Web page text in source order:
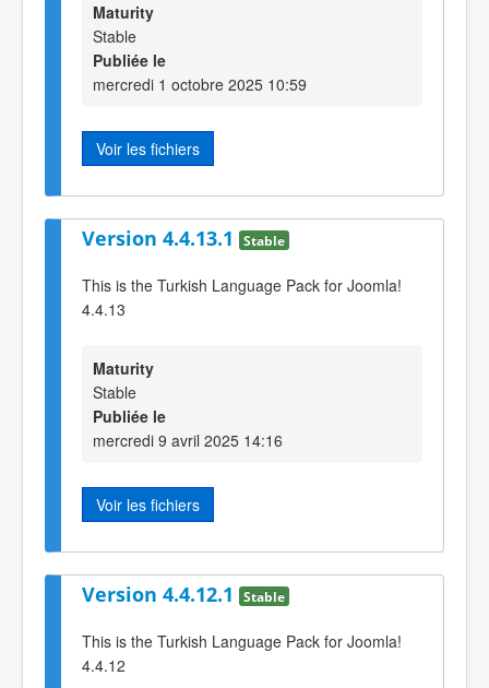
Maturity
Stable
Publiée le
mercredi 1 octobre 2025 10:59
Voir les fichiers
Version 4.4.13.1 Stable
This is the Turkish Language Pack for Joomla!
4.4.13
Maturity
Stable
Publiée le
mercredi 9 avril 2025 14:16
Voir les fichiers
Version 4.4.12.1 Stable
This is the Turkish Language Pack for Joomla!
4.4.12